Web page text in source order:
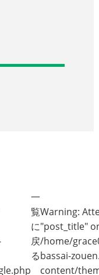
一
覧
に
戻
る
Warning:
"post_title"
/home/
bassai-
content/